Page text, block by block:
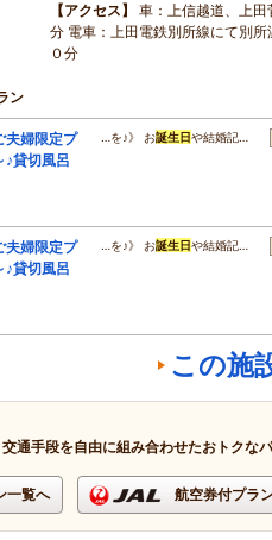
アクセス
車：上信越道、上
分 電車：上田電鉄別所線にて別
０分
ン
夫婦限定プ
♪貸切風呂
…を♪》 お誕生日や結婚記…
夫婦限定プ
♪貸切風呂
…を♪》 お誕生日や結婚記…
この施
通手段を自由に組み合わせたおトクな
一覧へ 航空券付プラ